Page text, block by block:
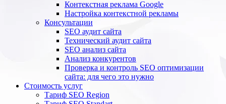
Контекстная реклама Google
Настройка контекстной рекламы
Консультации
SEO аудит сайта
Технический аудит сайта
SEO анализ сайта
Анализ конкурентов
Проверка и контроль SEO оптимизации
сайта: для чего это нужно
Стоимость услуг
Тариф SEO Region